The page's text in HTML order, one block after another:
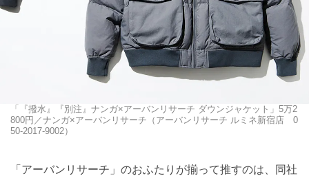
「『撥水』『別注』ナンガ×アーバンリサーチ ダウンジャケット」5万2
800円／ナンガ×アーバンリサーチ（アーバンリサーチ ルミネ新宿店 0
50-2017-9002）
「アーバンリサーチ」のおふたりが揃って推すのは、同社